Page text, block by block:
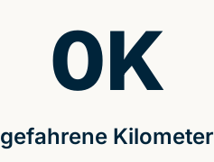
gefahrene Kilometer
0K